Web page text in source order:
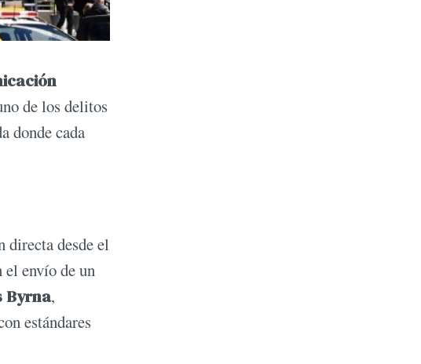
de los delitos
donde cada
desde el
el envío de un
Byrna,
estándares